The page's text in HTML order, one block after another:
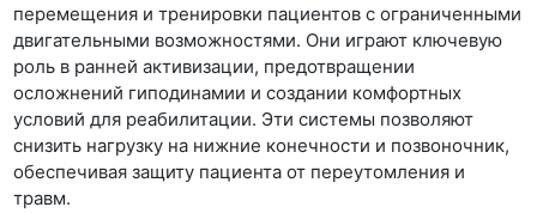
перемещения и тренировки пациентов с ограниченными
двигательными возможностями. Они играют ключевую
роль в ранней активизации, предотвращении
осложнений гиподинамии и создании комфортных
условий для реабилитации. Эти системы позволяют
снизить нагрузку на нижние конечности и позвоночник,
обеспечивая защиту пациента от переутомления и
травм.